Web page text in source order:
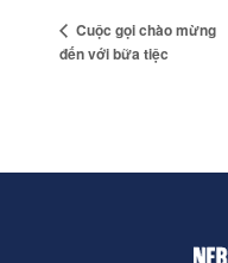
Cuộc gọi chào mừng
đến với bữa tiệc